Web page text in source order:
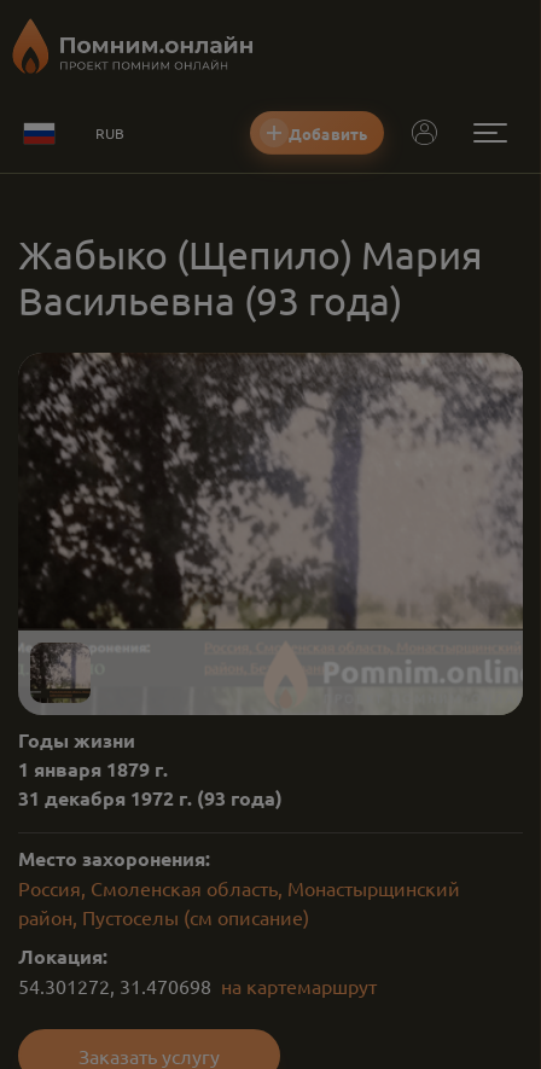
RUB Добавить
Жабыко (Щепило) Мария
Васильевна (93 года)
Годы жизни
1 января 1879 г.
31 декабря 1972 г. (93 года)
Место захоронения:
Россия, Смоленская область, Монастырщинский
район, Пустоселы (см описание)
Локация:
54.301272, 31.470698 на картемаршрут
Заказать услугу